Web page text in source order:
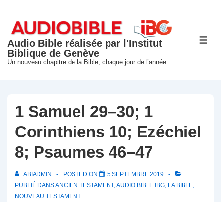
passer
contenu
principal
Audio Bible réalisée par l'Institut
Biblique de Genève
Un nouveau chapitre de la Bible, chaque jour de l’année.
1 Samuel 29–30; 1
Corinthiens 10; Ezéchiel
8; Psaumes 46–47
ABIADMIN POSTED ON
5 SEPTEMBRE 2019
PUBLIÉ DANSANCIEN TESTAMENT,AUDIO BIBLE IBG, LA BIBLE,
NOUVEAU TESTAMENT